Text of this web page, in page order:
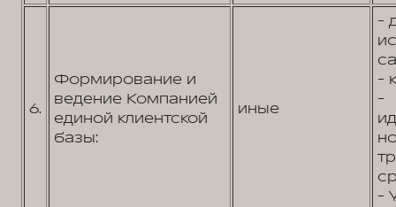
6.
Формирование и
ведение Компанией
единой клиентской
базы:
иные
-
-
-
-